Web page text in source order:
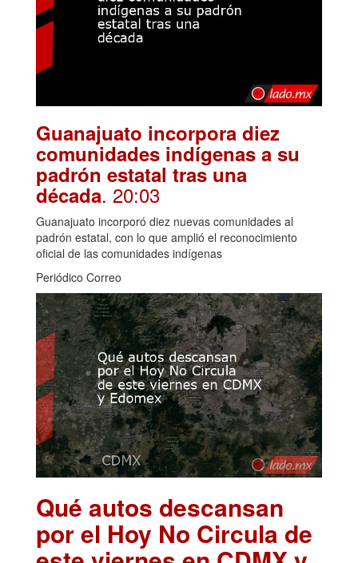
Guanajuato incorpora diez
comunidades indígenas a su
padrón estatal tras una
década. 20:03
Guanajuato incorporó diez nuevas comunidades al
padrón estatal, con lo que amplió el reconocimiento
oficial de las comunidades indígenas
Periódico Correo
Qué autos descansan
por el Hoy No Circula de